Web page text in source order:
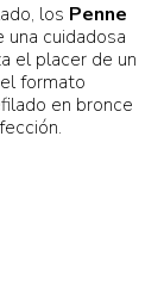
los Penne
una cuidadosa
el placer de un
formato
en bronce